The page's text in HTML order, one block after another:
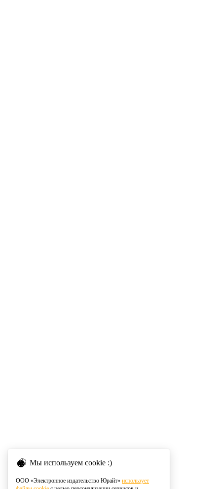
Мы используем cookie :)
ООО «Электронное издательство Юрайт» использует